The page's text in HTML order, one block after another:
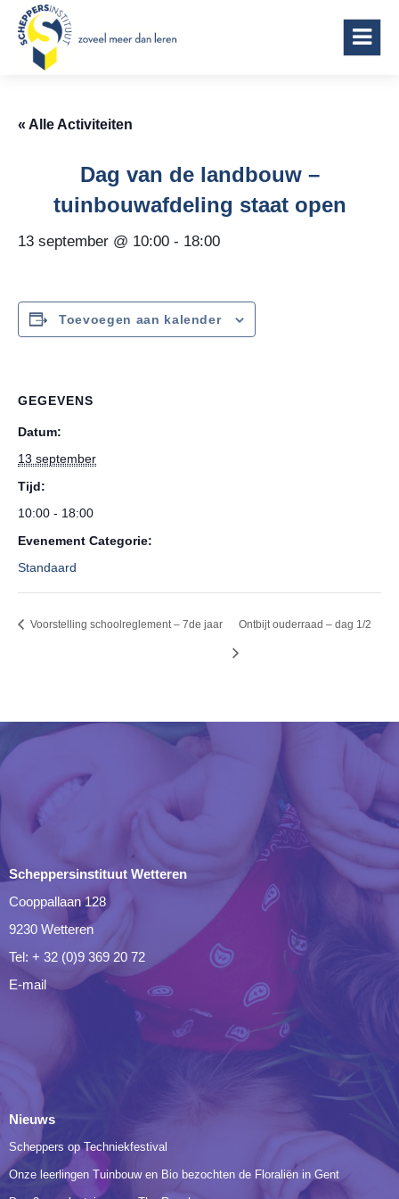
« Alle Activiteiten
Dag van de landbouw –
tuinbouwafdeling staat open
13 september @ 10:00 - 18:00
Toevoegen aan kalender
GEGEVENS
Datum:
13 september
Tijd:
10:00 - 18:00
Evenement Categorie:
Standaard
Voorstelling schoolreglement – 7de jaar Ontbijt ouderraad – dag 1/2
Scheppersinstituut Wetteren
Cooppallaan 128
9230 Wetteren
Tel: + 32 (0)9 369 20 72
E-mail
Nieuws
Scheppers op Techniekfestival
Onze leerlingen Tuinbouw en Bio bezochten de Floraliën in Gent